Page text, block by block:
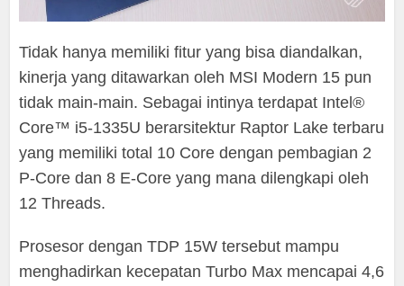
Tidak hanya memiliki fitur yang bisa diandalkan,
kinerja yang ditawarkan oleh MSI Modern 15 pun
tidak main-main. Sebagai intinya terdapat Intel®
Core™ i5-1335U berarsitektur Raptor Lake terbaru
yang memiliki total 10 Core dengan pembagian 2
P-Core dan 8 E-Core yang mana dilengkapi oleh
12 Threads.
Prosesor dengan TDP 15W tersebut mampu
menghadirkan kecepatan Turbo Max mencapai 4,6